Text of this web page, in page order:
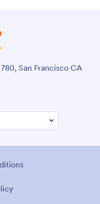
San Francisco CA